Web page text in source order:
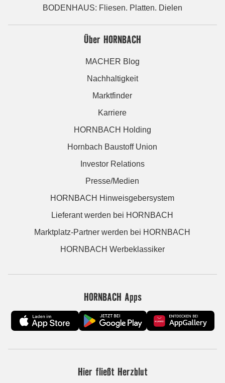
BODENHAUS: Fliesen. Platten. Dielen
Über HORNBACH
MACHER Blog
Nachhaltigkeit
Marktfinder
Karriere
HORNBACH Holding
Hornbach Baustoff Union
Investor Relations
Presse/Medien
HORNBACH Hinweisgebersystem
Lieferant werden bei HORNBACH
Marktplatz-Partner werden bei HORNBACH
HORNBACH Werbeklassiker
HORNBACH Apps
Hier fließt Herzblut